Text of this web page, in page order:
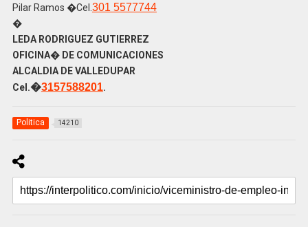
Pilar Ramos �Cel. 301 5577744
�
LEDA RODRIGUEZ GUTIERREZ
OFICINA� DE COMUNICACIONES
ALCALDIA DE VALLEDUPAR
Cel.�3157588201.
Politica 14210